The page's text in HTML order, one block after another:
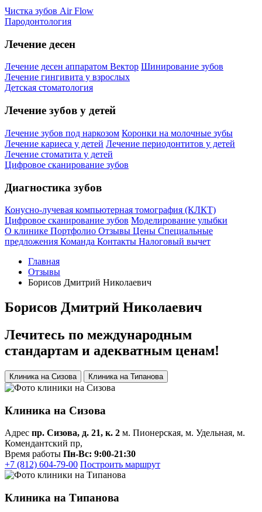
Чистка зубов Air Flow
Пародонтология
Лечение десен
Лечение десен аппаратом Вектор Шинирование зубов
Лечение гингивита у взрослых
Детская стоматология
Лечение зубов у детей
Лечение зубов под наркозом Коронки на молочные зубы
Лечение кариеса у детей Лечение периодонтитов у детей
Лечение стоматита у детей
Цифровое сканирование зубов
Диагностика зубов
Конусно-лучевая компьютерная томография (КЛКТ)
Цифровое сканирование зубов Моделирование улыбки
О клинике Портфолио Отзывы Цены Специальные
предложения Команда Контакты Налоговый вычет
Главная
Отзывы
Борисов Дмитрий Николаевич
Борисов Дмитрий Николаевич
Лечитесь по международным
стандартам и адекватным ценам!
Клиника на Сизова Клиника на Типанова
Клиника на Сизова
Адрес пр. Сизова, д. 21, к. 2 м. Пионерская, м. Удельная, м.
Комендантский пр,
Время работы Пн-Вс: 9:00-21:30
+7 (812) 604-79-00 Построить маршрут
Клиника на Типанова